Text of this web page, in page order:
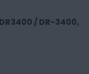
/ DR-3400,